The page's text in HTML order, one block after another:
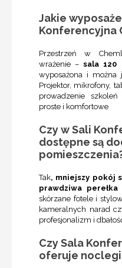
Jakie
Konferencyjna
Przestrzeń w
wrażenie – sala 120
wyposażona i można
Projektor, mikrofony,
prowadzenie
proste i komfortowe
Czy w Sali
dostępne są
Tak, mniejszy pokój
prawdziwa perełka
skórzane fotele i
kameralnych narad
profesjonalizm i
Czy Sala
oferuje